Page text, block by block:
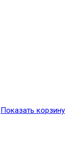
Показать корзину